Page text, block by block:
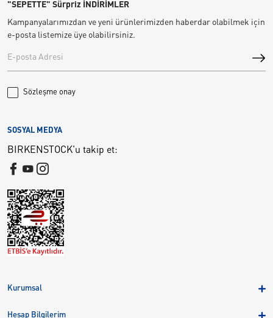
"SEPETTE" Sürpriz İNDİRİMLER
Kampanyalarımızdan ve yeni ürünlerimizden haberdar olabilmek için
e-posta listemize üye olabilirsiniz.
Sözleşme onay
Kurumsal
Hesap Bilgilerim
SOSYAL MEDYA
BIRKENSTOCK'u takip et: